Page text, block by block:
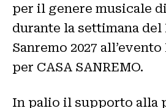
per il genere musicale
durante la settimana
Sanremo 2027
per CASA SANREMO.
In palio il supporto alla